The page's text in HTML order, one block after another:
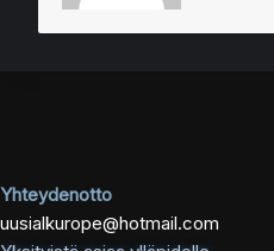
Yhteydenotto
uusialkurope@hotmail.com